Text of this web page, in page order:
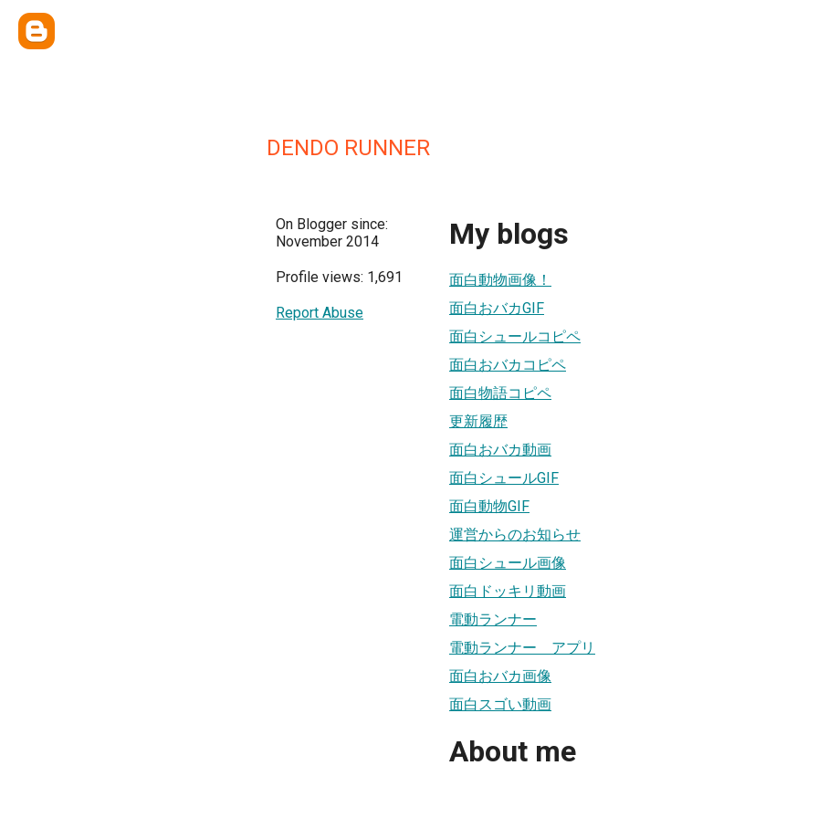
DENDO RUNNER
On Blogger since:
November 2014
Profile views: 1,691
Report Abuse
My blogs
面白動物画像！
面白おバカGIF
面白シュールコピペ
面白おバカコピペ
面白物語コピペ
更新履歴
面白おバカ動画
面白シュールGIF
面白動物GIF
運営からのお知らせ
面白シュール画像
面白ドッキリ動画
電動ランナー
電動ランナー アプリ
面白おバカ画像
面白スゴい動画
About me